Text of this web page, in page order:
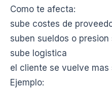
Como te afecta:
sube costes de
suben sueldos o presion
sube logistica
el cliente se vuelve mas
Ejemplo: